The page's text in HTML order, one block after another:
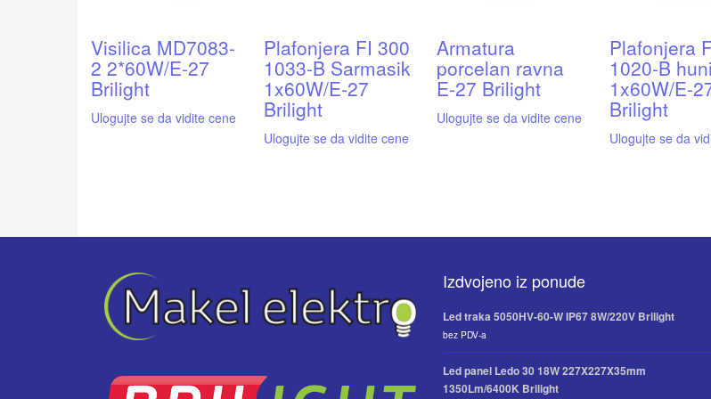
Visilica MD7083-
2 2*60W/E-27
Brilight
Ulogujte se da vidite cene
Plafonjera FI 300
1033-B Sarmasik
1x60W/E-27
Brilight
Ulogujte se da vidite cene
Armatura
porcelan ravna
E-27 Brilight
Ulogujte se da vidite cene
Plafonjera
1020-B huni
1x60W/E-
Brilight
Ulogujte se da
Izdvojeno iz ponude
Led traka 5050HV-60-W IP67 8W/220V Brilight
bez PDV-a
Led panel Ledo 30 18W 227X227X35mm
1350Lm/6400K Brilight